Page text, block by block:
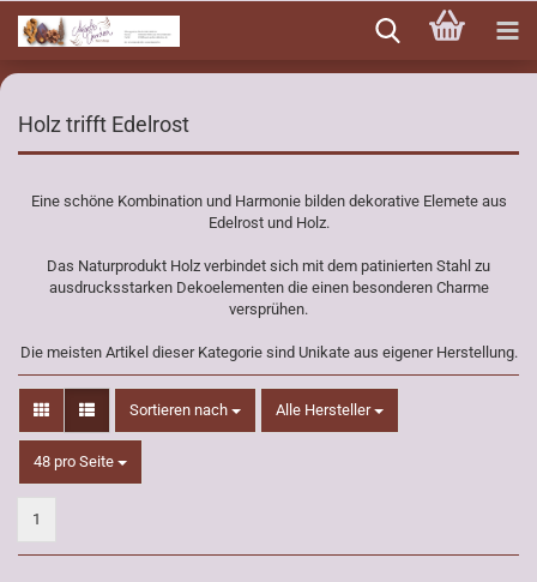
zum
Hauptinhalt
Holz trifft Edelrost
Eine schöne Kombination und Harmonie bilden dekorative Elemete aus
Edelrost und Holz.
Das Naturprodukt Holz verbindet sich mit dem patinierten Stahl zu
ausdrucksstarken Dekoelementen die einen besonderen Charme
versprühen.
Die meisten Artikel dieser Kategorie sind Unikate aus eigener Herstellung.
Sortieren nach
Sortieren nach Alle Hersteller
48 pro Seite
pro Seite
1